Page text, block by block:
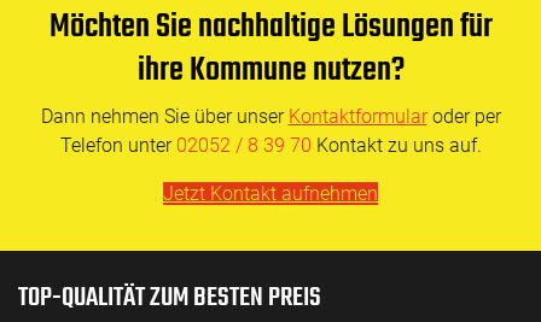
Möchten Sie nachhaltige Lösungen für
ihre Kommune nutzen?
Dann nehmen Sie über unser Kontaktformularoder per
Telefon unter 02052 / 8 39 70 Kontakt zu uns auf.
Jetzt Kontakt aufnehmen
TOP-QUALITÄT ZUM BESTEN PREIS